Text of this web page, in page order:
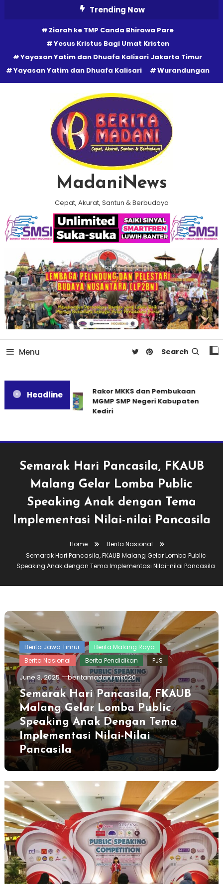
Trending Now
Ziarah ke TMP Canda Bhirawa Pare
Yesus Kristus Bagi Umat Kristen
Yayasan Yatim dan Dhuafa Kalisari Jakarta Timur
Yayasan Yatim dan Dhuafa Kalisari
Wurandungan
MadaniNews
Cepat, Akurat, Santun & Berbudaya
Menu Search
Headline
Rakor MKKS dan Pembukaan
MGMP SMP Negeri Kabupaten
Kediri
Semarak Hari Pancasila, FKAUB
Malang Gelar Lomba Public
Speaking Anak dengan Tema
Implementasi Nilai-nilai Pancasila
Home
Berita Nasional
Semarak Hari Pancasila, FKAUB Malang Gelar Lomba Public
Speaking Anak dengan Tema Implementasi Nilai-nilai Pancasila
Berita Jawa Timur
Berita Malang Raya
Berita Nasional
Berita Pendidikan PJS
June 3, 2025 beritamadani.mk020
Semarak Hari Pancasila, FKAUB
Malang Gelar Lomba Public
Speaking Anak Dengan Tema
Implementasi Nilai-Nilai
Pancasila